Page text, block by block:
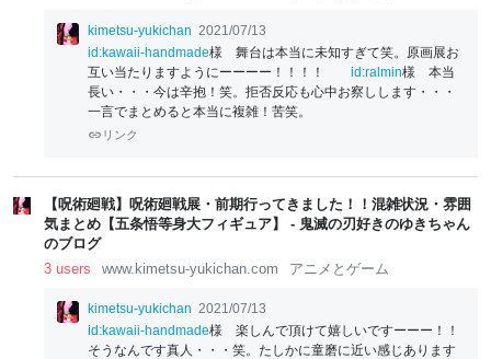
kimetsu-yukichan 2021/07/13
id:kawaii-handmade様 舞台は本当に未知すぎて笑。原画展お
互い当たりますようにーーーー！！！！ id:ralmin様 本当
長い・・・今は辛抱！笑。拒否反応も心中お察しします・・・
一言でまとめると本当に複雑！苦笑。
リンク
【呪術廻戦】呪術廻戦展・前期行ってきました！！混雑状況・雰囲
気まとめ【五条悟等身大フィギュア】 - 鬼滅の刃好きのゆきちゃん
のブログ
3 users
www.kimetsu-yukichan.com アニメとゲーム
kimetsu-yukichan 2021/07/13
id:kawaii-handmade様 楽しんで頂けて嬉しいですーーー！！
そうなんです真人・・・笑。たしかに童磨に近い感じあります